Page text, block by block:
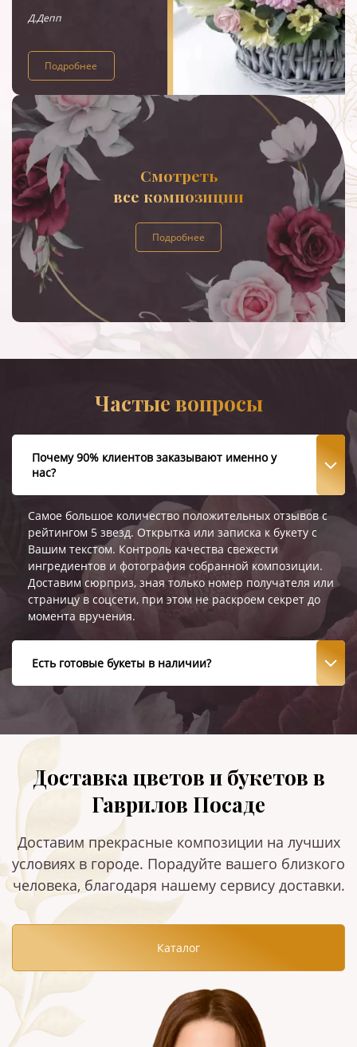
Д.Депп
Подробнее
Смотреть
все композиции
Подробнее
Частые вопросы
Почему 90% клиентов заказывают именно у
нас?
Самое большое количество положительных отзывов с
рейтингом 5 звезд. Открытка или записка к букету с
Вашим текстом. Контроль качества свежести
ингредиентов и фотография собранной композиции.
Доставим сюрприз, зная только номер получателя или
страницу в соцсети, при этом не раскроем секрет до
момента вручения.
Есть готовые букеты в наличии?
Доставка цветов и букетов в
Гаврилов Посаде
Доставим прекрасные композиции на лучших
условиях в городе. Порадуйте вашего близкого
человека, благодаря нашему сервису доставки.
Каталог